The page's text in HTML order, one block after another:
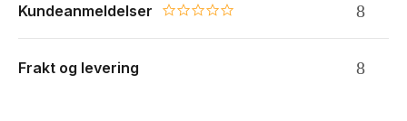
Kundeanmeldelser 0.0 star rating
Frakt og levering